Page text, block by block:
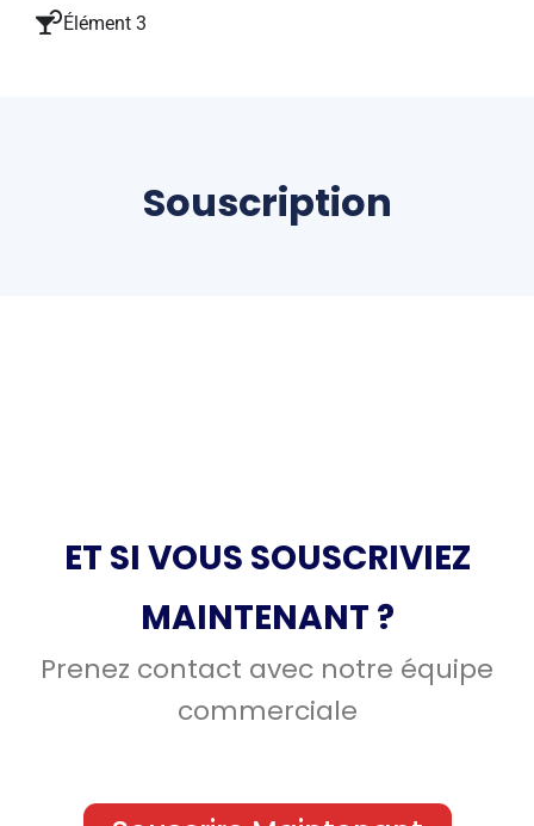
Élément 3
Souscription
ET SI VOUS SOUSCRIVIEZ
MAINTENANT ?
Prenez contact avec notre équipe
commerciale